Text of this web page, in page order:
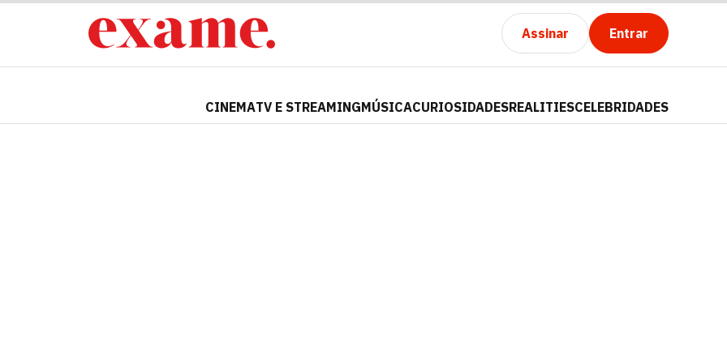
Assinar Entrar
CINEMATV E STREAMINGMÚSICACURIOSIDADESREALITIESCELEBRIDADES